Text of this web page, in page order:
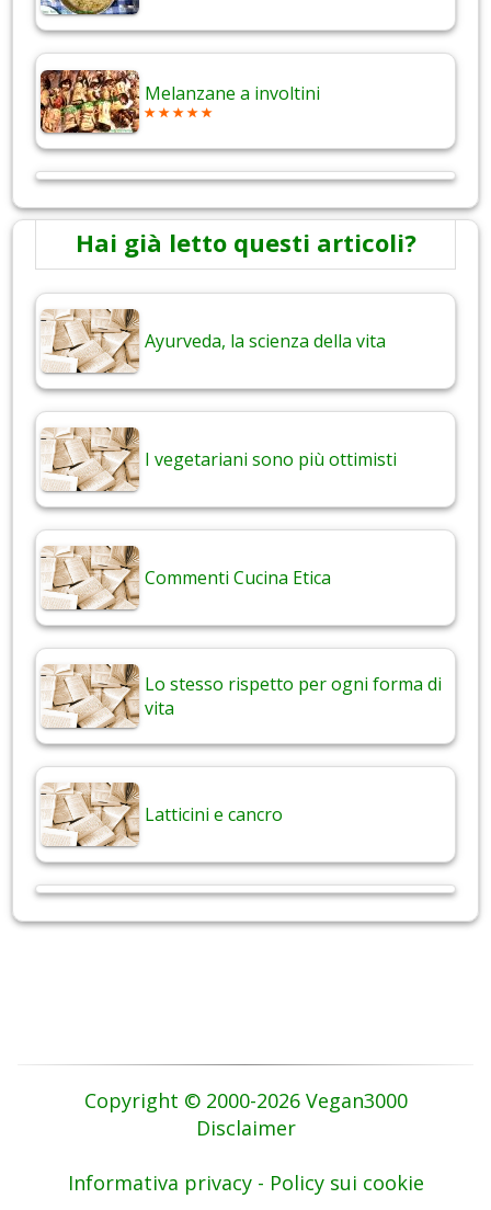
Melanzane a involtini
Hai già letto questi articoli?
Ayurveda, la scienza della vita
I vegetariani sono più ottimisti
Commenti Cucina Etica
Lo stesso rispetto per ogni forma di
vita
Latticini e cancro
Copyright © 2000-2026 Vegan3000
Disclaimer
Informativa privacy - Policy sui cookie